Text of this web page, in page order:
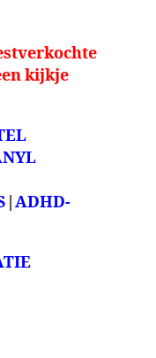
kijkje
ADHD-